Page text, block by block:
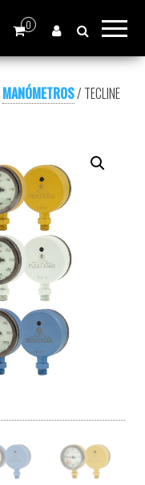
0
MANÓMETROS/ TECLINE